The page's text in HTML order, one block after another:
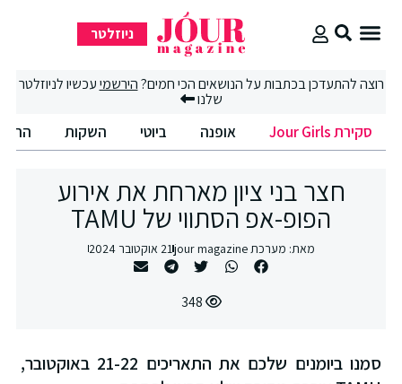
ניוזלטר
רוצה להתעדכן בכתבות על הנושאים הכי חמים?הירשמיעכשיו לניוזלטר
שלנו
סקירת Jour Girls אופנה ביוטי השקות
חצר בני ציון מארחת את אירוע
הפופ-אפ הסתווי של TAMU
מאת: מערכת jour magazine 21 אוקטובר 2024
סמנו ביומנים שלכם את התאריכים 21-22 באוקטובר,